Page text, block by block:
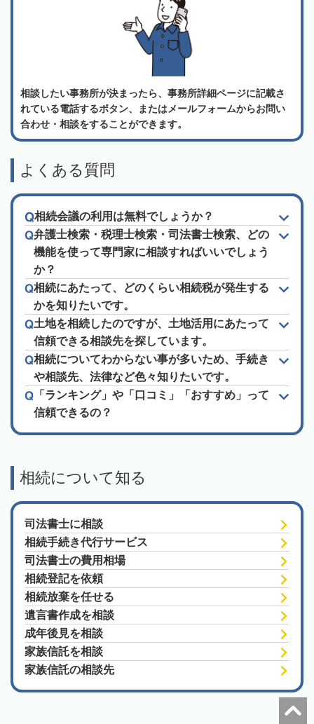
相談したい事務所が決まったら、事務所詳細ページに記載さ
れている電話するボタン、またはメールフォームからお問い
合わせ・相談をすることができます。
よくある質問
相続会議の利用は無料でしょうか？
弁護士検索・税理士検索・司法書士検索、どの
機能を使って専門家に相談すればいいでしょう
か？
相続にあたって、どのくらい相続税が発生する
かを知りたいです。
土地を相続したのですが、土地活用にあたって
信頼できる相談先を探しています。
相続についてわからない事が多いため、手続き
や相談先、法律など色々知りたいです。
「ランキング」や「口コミ」「おすすめ」って
信頼できるの？
相続について知る
司法書士に相談
相続手続き代行サービス
司法書士の費用相場
相続登記を依頼
相続放棄を任せる
遺言書作成を相談
成年後見を相談
家族信託を相談
家族信託の相談先